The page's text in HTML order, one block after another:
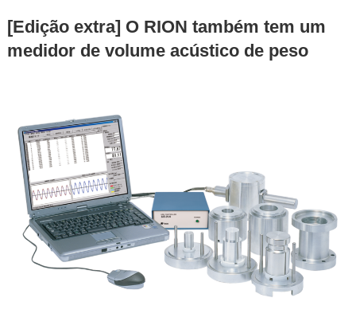
[Edição extra] O RION também tem um
medidor de volume acústico de peso